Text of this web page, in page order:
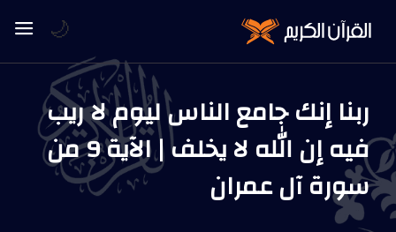
ربنا إنك جامع الناس ليوم لا ريب
فيه إن الله لا يخلف | الآية 9 من
سورة آل عمران
🌙